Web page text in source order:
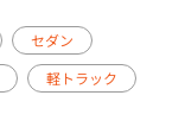
セダン
軽トラック